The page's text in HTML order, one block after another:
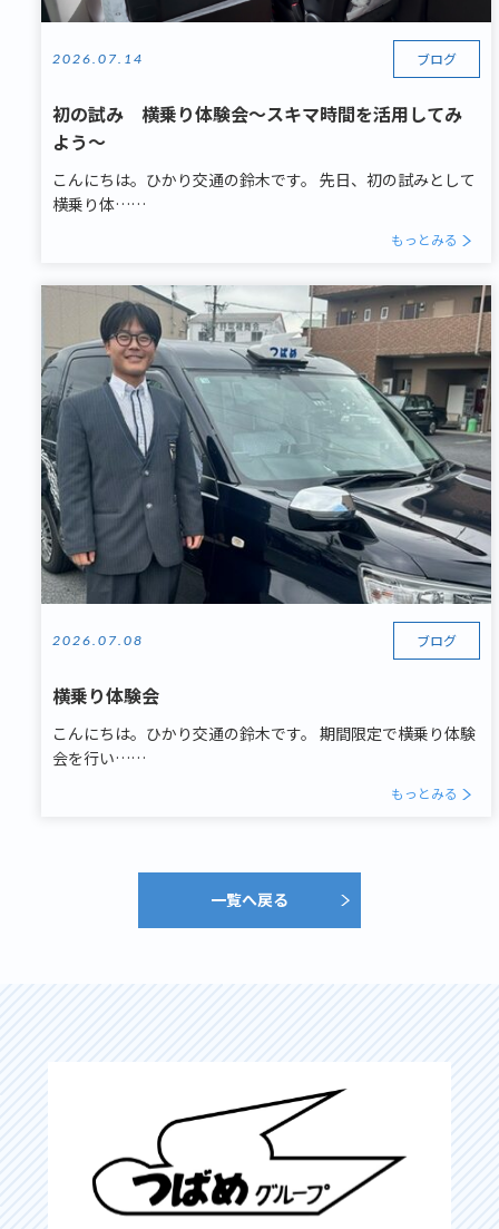
2026.07.14 ブログ
初の試み 横乗り体験会～スキマ時間を活用してみ
よう～
こんにちは。ひかり交通の鈴木です。 先日、初の試みとして
横乗り体……
もっとみる
2026.07.08 ブログ
横乗り体験会
こんにちは。ひかり交通の鈴木です。 期間限定で横乗り体験
会を行い……
もっとみる
一覧へ戻る